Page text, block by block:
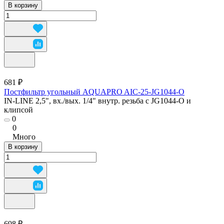
В корзину
681 ₽
Постфильтр угольный AQUAPRO AIC-25-JG1044-O
IN-LINE 2,5", вх./вых. 1/4" внутр. резьба с JG1044-O и
клипсой
0
0
Много
В корзину